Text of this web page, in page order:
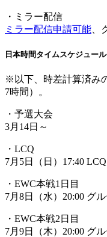
・ミラー配信
ミラー配信申請可能
日本時間タイムスケジュール
※以下、時差計算済み
7時間）。
・予選大会
3月14日～
・LCQ
7月5日（日）17:40 LCQ
・EWC本戦1日目
7月8日（水）20:00 グ
・EWC本戦2日目
7月9日（木）20:00 グ